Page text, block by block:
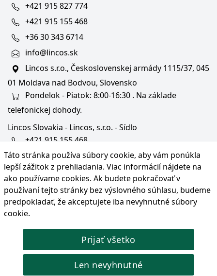
Táto stránka používa súbory cookie, aby vám ponúkla
lepší zážitok z prehliadania. Viac informácií nájdete na
ako používame cookies. Ak budete pokračovať v
používaní tejto stránky bez výslovného súhlasu, budeme
predpokladať, že akceptujete iba nevyhnutné súbory
cookie.
Prijať všetko
Len nevyhnutné
+421 915 827 774
+421 915 155 468
+36 30 343 6714
info@lincos.sk
Lincos s.r.o., Československej armády 1115/37, 045
01 Moldava nad Bodvou, Slovensko
Pondelok - Piatok: 8:00-16:30 . Na základe
telefonickej dohody.
Lincos Slovakia - Lincos, s.r.o. - Sídlo
+421 915 155 468
+36/30 343 6714
bratislava@lincos.sk
Lincos s.r.o., Rustaveliho 4, 831 06 Bratislava - m. č.
Rača, Slovensko
Iba sídlo firmy
© Copyright 2026 Lincos s.r.o., všetky práva vyhradené.